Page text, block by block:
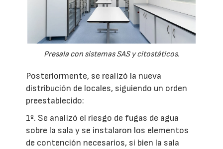
Presala con sistemas SAS y citostáticos.
Posteriormente, se realizó la nueva
distribución de locales, siguiendo un orden
preestablecido:
1º. Se analizó el riesgo de fugas de agua
sobre la sala y se instalaron los elementos
de contención necesarios, si bien la sala